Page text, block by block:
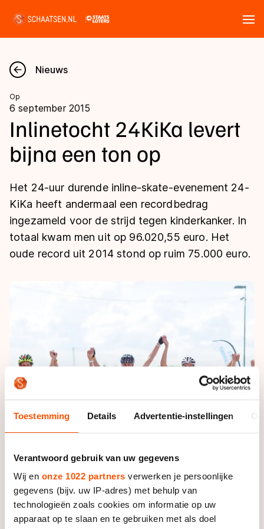
Toestemming Details Advertentie-instellingen
Verantwoord gebruik van uw gegevens
Wij en onze 1022 partners verwerken je persoonlijke
gegevens (bijv. uw IP-adres) met behulp van
technologieën zoals cookies om informatie op uw
apparaat op te slaan en te gebruiken met als doel
Nieuws
Kalender
Disciplines
Langebaan
Shorttrack
Inlineskaten
Uitslagen
Langebaan
Shorttrack
Marathon
Tijden & historie
Ranglijsten Langebaan
Waar kan ik schaatsen en skaten?
Evenementen
Tickets
Word schaatsfan!
Olympische Spelen
Medaille overzicht
Medaillespiegel
Olympische uitslagen
Van Jong tot Goud verhalen
Nieuws
Op
6 september 2015
Inlinetocht 24KiKa levert
bijna een ton op
Het 24-uur durende inline-skate-evenement 24-
KiKa heeft andermaal een recordbedrag
ingezameld voor de strijd tegen kinderkanker. In
totaal kwam men uit op 96.020,55 euro. Het
oude record uit 2014 stond op ruim 75.000 euro.